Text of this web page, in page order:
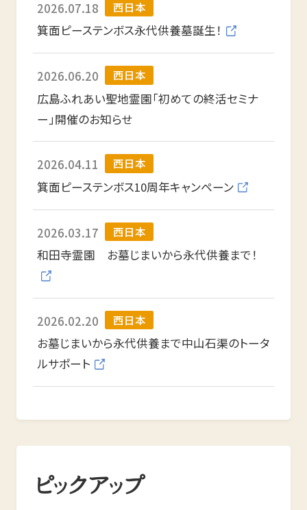
現在リストに登録された
霊園・墓地はありません。
霊園・墓地を探す
2026.07.18 西日本
箕面ピーステンボス永代供養墓誕生！
2026.06.20 西日本
広島ふれあい聖地霊園「初めての終活セミナ
ー」開催のお知らせ
2026.04.11 西日本
箕面ピーステンボス10周年キャンペーン
2026.03.17 西日本
和田寺霊園 お墓じまいから永代供養まで！
2026.02.20 西日本
お墓じまいから永代供養まで中山石渠のトータ
ルサポート
ピックアップ